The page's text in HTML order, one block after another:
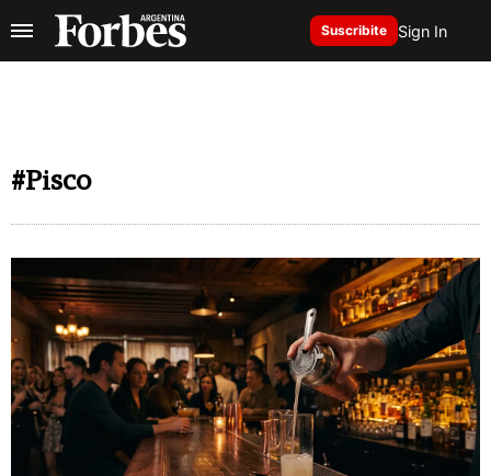
Suscribite Sign In
#Pisco